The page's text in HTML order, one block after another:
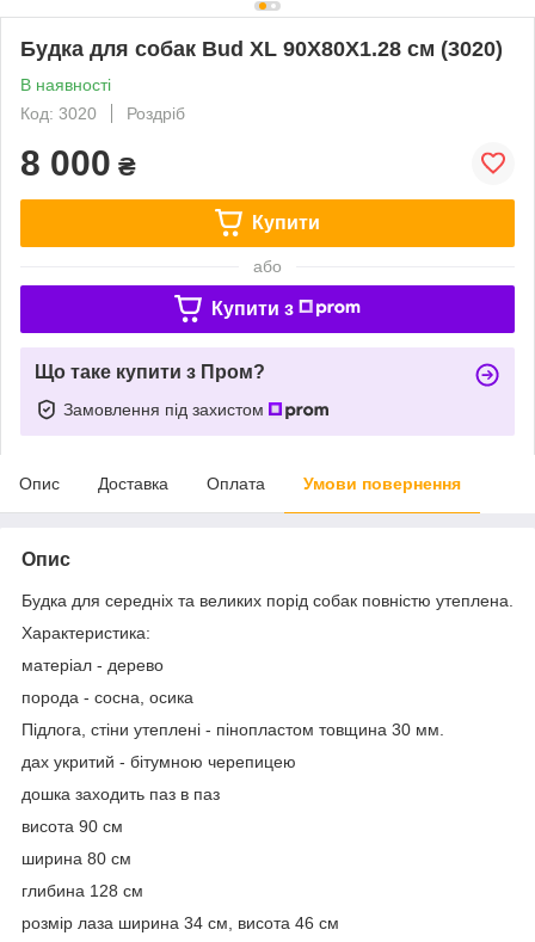
Будка для собак Bud XL 90Х80Х1.28 см (3020)
В наявності
Код: 3020
Роздріб
8 000 ₴
Купити
або
Купити з
Що таке купити з Пром?
Замовлення під захистом
Опис Доставка Оплата Умови повернення
Опис
Будка для середніх та великих порід собак повністю утеплена.
Характеристика:
матеріал - дерево
порода - сосна, осика
Підлога, стіни утеплені - пінопластом товщина 30 мм.
дах укритий - бітумною черепицею
дошка заходить паз в паз
висота 90 см
ширина 80 см
глибина 128 см
розмір лаза ширина 34 см, висота 46 см